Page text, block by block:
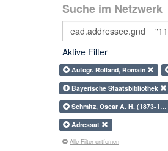
Suche im Netzwerk
Aktive Filter
Autogr. Rolland, Romain
Bayerische Staatsbibliothek
Schmitz, Oscar A. H. (1873-1…
Adressat
Alle Filter entfernen